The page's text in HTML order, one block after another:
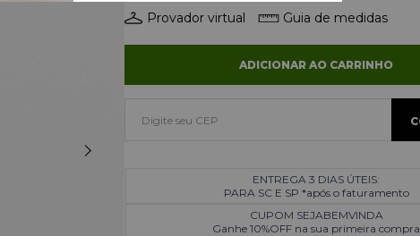
Provador virtual Guia de medidas
ADICIONAR AO CARRINHO
ENTREGA 3 DIAS ÚTEIS:
PARA SC E SP *após o faturamento
CUPOM SEJABEMVINDA
Ganhe 10%OFF na sua primeira compra